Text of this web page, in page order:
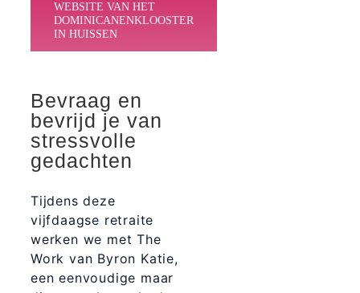
WEBSITE VAN HET
DOMINICANENKLOOSTER
IN HUISSEN
Bevraag en
bevrijd je van
stressvolle
gedachten
Tijdens deze
vijfdaagse retraite
werken we met The
Work van Byron Katie,
een eenvoudige maar